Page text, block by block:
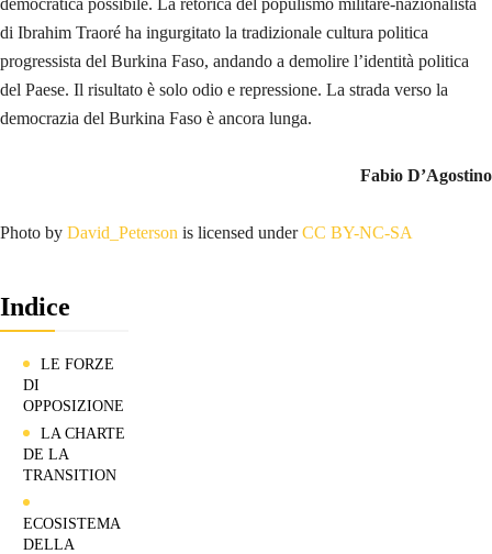
di Ibrahim Traoré ha ingurgitato la tradizionale cultura politica
progressista del Burkina Faso, andando a demolire l’identità politica
del Paese. Il risultato è solo odio e repressione. La strada verso la
democrazia del Burkina Faso è ancora lunga.
Fabio D’Agostino
Photo by David_Peterson is licensed underCC BY-NC-SA
Indice
LE FORZE
DI
OPPOSIZIONE
LA CHARTE
DE LA
TRANSITION
ECOSISTEMA
DELLA